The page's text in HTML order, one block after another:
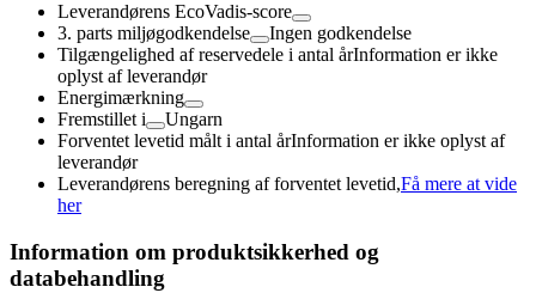
Leverandørens EcoVadis-score
3. parts miljøgodkendelse
Ingen godkendelse
Tilgængelighed af reservedele i antal årInformation er ikke
oplyst af leverandør
Energimærkning
Fremstillet i
Ungarn
Forventet levetid målt i antal årInformation er ikke oplyst af
leverandør
Leverandørens beregning af forventet levetid,Få mere at vide
her
Information om produktsikkerhed og
databehandling